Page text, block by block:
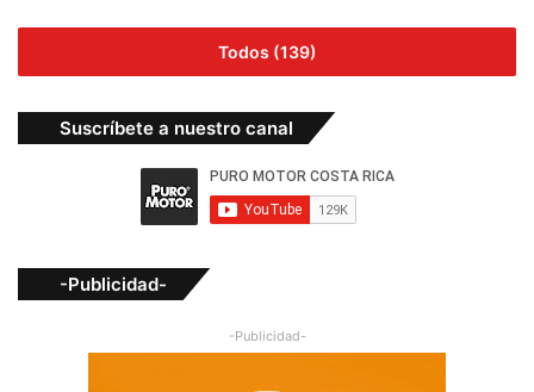
Todos (139)
Suscríbete a nuestro canal
-Publicidad-
-Publicidad-